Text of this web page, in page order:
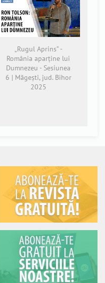
„Rugul Aprins” -
România aparține lui
Dumnezeu - Sesiunea
6 | Măgești, jud. Bihor
2025